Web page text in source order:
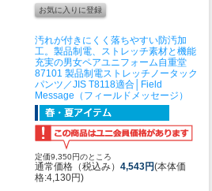
汚れが付きにくく落ちやすい防汚加
工。製品制電、ストレッチ素材と機能
充実の男女ペアユニフォーム自重堂
87101 製品制電ストレッチノータック
パンツ／JIS T8118適合│Field
Message（フィールドメッセージ）
定価9,350円のところ
通常価格（税込み） 4,543円(本体価
格:4,130円)